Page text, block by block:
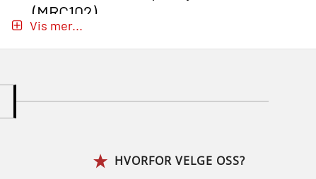
(MRC102)
Grunnkurs Røykdykking Industrivern
Vis mer...
HVORFOR VELGE OSS?